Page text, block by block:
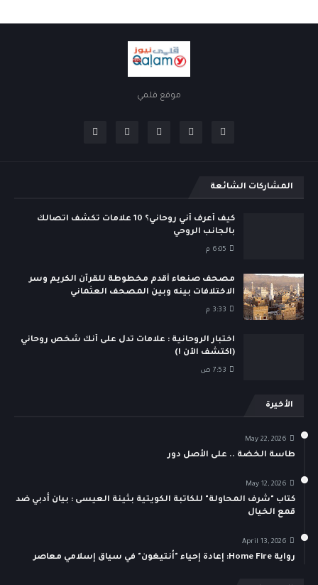
موقع قلمي
المشاركات الشائعة
كيف أعرف أني روحاني؟ 10 علامات تكشف اتصالك
بالجانب الروحي
6:05 م
مصحف صنعاء أقدم مخطوطة للقرآن الكريم وسر
الاختلافات بينه وبين المصحف العثماني
3:33 م
اختبار الروحانية : علامات تدل على أنك شخص روحاني
(اكتشف الآن !)
7:53 ص
الأخيرة
May 22, 2026
طاسة الخضة .. على الأصل دور
May 12, 2026
كتاب "شرف المحاولة" للكاتبة الكويتية بثينة العيسى : بيان أدبي ضد
قمع الخيال
April 13, 2026
رواية Home Fire: إعادة إحياء "أنتيغون" في سياق إسلامي معاصر